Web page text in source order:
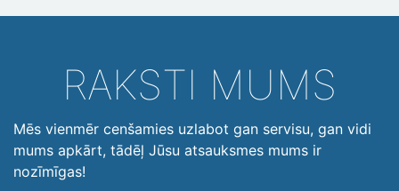
RAKSTI MUMS
Mēs vienmēr cenšamies uzlabot gan servisu, gan vidi
mums apkārt, tādēļ Jūsu atsauksmes mums ir
nozīmīgas!